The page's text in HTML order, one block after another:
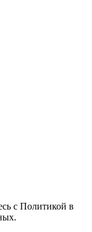
с Политикой в